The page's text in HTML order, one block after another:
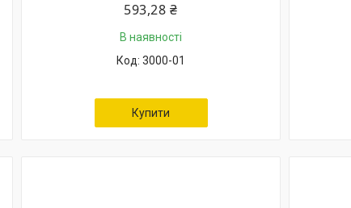
593,28 ₴
В наявності
3000-01
Купити